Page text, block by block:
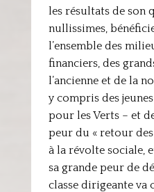
les résultats de son
nullissimes,
l’ensemble des
financiers, des
l’ancienne et de la
y compris des
pour les Verts – et
peur du « retour des
à la révolte sociale,
sa grande peur de
classe dirigeante va